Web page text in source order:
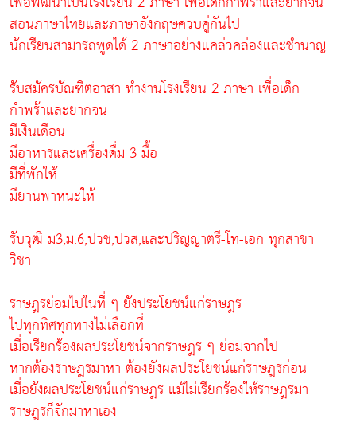
สอนภาษาไทยและภาษาอังกฤษควบคู่กันไป
นักเรียนสามารถพูดได้ 2 ภาษาอย่างแคล่วคล่องและชำนาญ
รับสมัครบัณฑิตอาสา ทำงานโรงเรียน 2 ภาษา เพื่อเด็ก
กำพร้าและยากจน
มีเงินเดือน
มีอาหารและเครื่องดื่ม 3 มื้อ
มีที่พักให้
มียานพาหนะให้
รับวุฒิ ม3,ม.6,ปวช,ปวส,และปริญญาตรี-โท-เอก ทุกสาขา
วิชา
ราษฎรย่อมไปในที่ ๆ ยังประโยชน์แก่ราษฎร
ไปทุกทิศทุกทางไม่เลือกที่
เมื่อเรียกร้องผลประโยชน์จากราษฎร ๆ ย่อมจากไป
หากต้องราษฎรมาหา ต้องยังผลประโยชน์แก่ราษฎรก่อน
เมื่อยังผลประโยชน์แก่ราษฎร แม้ไม่เรียกร้องให้ราษฎรมา
ราษฎรก็จักมาหาเอง